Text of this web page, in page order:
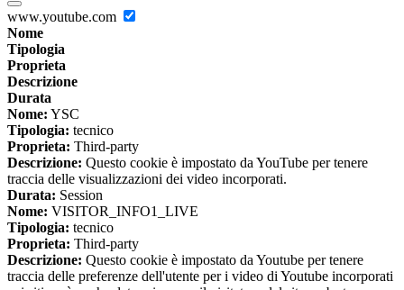
www.youtube.com
Nome
Tipologia
Proprieta
Descrizione
Durata
Nome: YSC
Tipologia: tecnico
Proprieta: Third-party
Descrizione: Questo cookie è impostato da YouTube per tenere
traccia delle visualizzazioni dei video incorporati.
Durata: Session
Nome: VISITOR_INFO1_LIVE
Tipologia: tecnico
Proprieta: Third-party
Descrizione: Questo cookie è impostato da Youtube per tenere
traccia delle preferenze dell'utente per i video di Youtube incorporati